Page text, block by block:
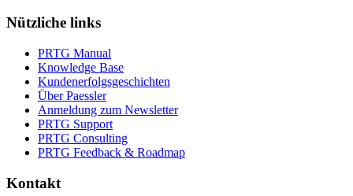
Nützliche links
PRTG Manual
Knowledge Base
Kundenerfolgsgeschichten
Über Paessler
Anmeldung zum Newsletter
PRTG Support
PRTG Consulting
PRTG Feedback & Roadmap
Kontakt